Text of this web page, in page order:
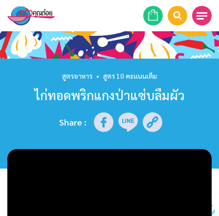
หน้าแรก
ร้านอาหาร
รายการย้อนหลัง
สูตรอาหาร • สูตร 10 คะแนนเต็ม
ไก่ทอดพริกแกงป่าแซ่บลืมผัว
Share :